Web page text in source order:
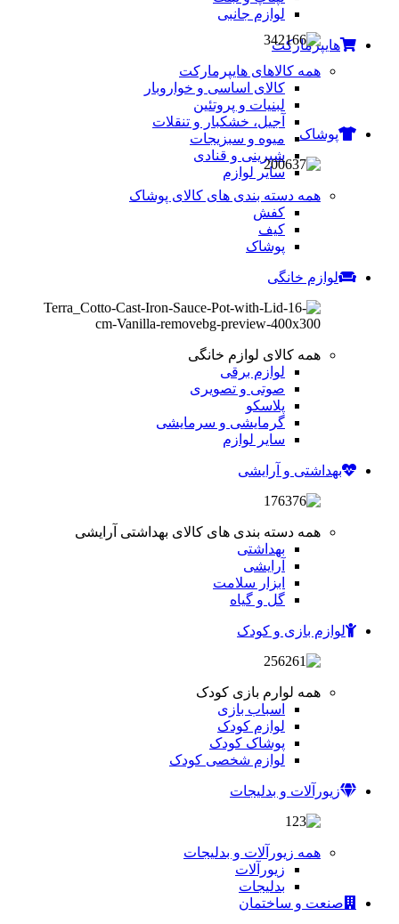
لوازم جانبی
هایپرمارکت
همه کالاهای هایپرمارکت
کالای اساسی و خواروبار
لبنیات و پروتئین
آجیل، خشکبار و تنقلات
میوه و سبزیجات
شیرینی و قنادی
سایر لوازم
پوشاک
همه دسته بندی های کالای پوشاک
کفش
کیف
پوشاک
لوازم خانگی
همه کالای لوازم خانگی
لوازم برقی
صوتی و تصویری
پلاسکو
گرمایشی و سرمایشی
سایر لوازم
بهداشتی و آرایشی
همه دسته بندی های کالای بهداشتی آرایشی
بهداشتی
آرایشی
ابزار سلامت
گل و گیاه
لوازم بازی و کودک
همه لوارم بازی کودک
اسباب بازی
لوازم کودک
پوشاک کودک
لوازم شخصی کودک
زیورآلات و بدلیجات
همه زیورآلات و بدلیجات
زیورآلات
بدلیجات
صنعت و ساختمان